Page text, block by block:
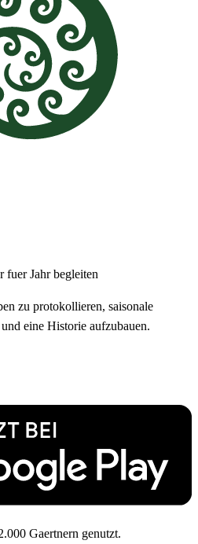
fuer Jahr begleiten
zu protokollieren, saisonale
eine Historie aufzubauen.
Gaertnern genutzt.